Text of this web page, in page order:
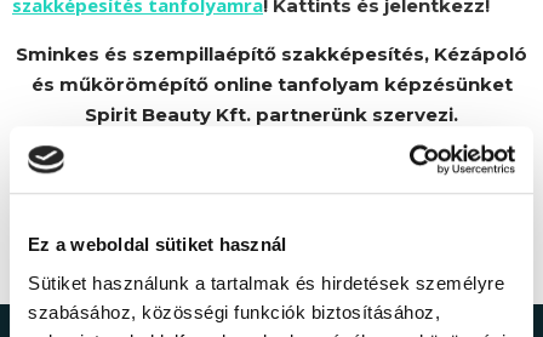
Ez a weboldal sütiket használ
Sütiket használunk a tartalmak és hirdetések személyre
szabásához, közösségi funkciók biztosításához,
szakképesítés tanfolyamra! Kattints és jelentkezz!
Sminkes és szempillaépítő szakképesítés, Kézápoló
és műkörömépítő online tanfolyam képzésünket
Spirit Beauty Kft. partnerünk szervezi.